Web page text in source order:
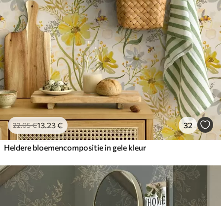
22.05€13.23€ 32
Heldere bloemencompositie in gele kleur